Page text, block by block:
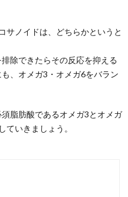
サノイドは、どちらかというと
除できたらその反応を抑える
、オメガ3・オメガ6をバラン
脂肪酸であるオメガ3とオメガ
ていきましょう。